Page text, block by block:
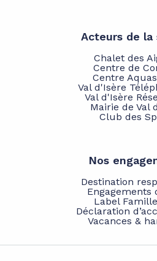
Acteurs de la
Chalet des
Centre de
Centre
Val d'Isère
Val d'Isère
Mairie de Val
Club des
Nos
Destination
Engagements
Label
Déclaration
Vacances &